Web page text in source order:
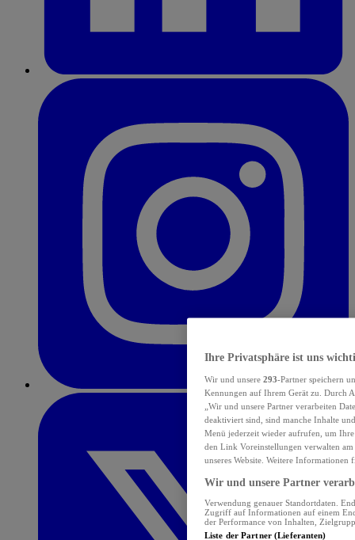
Ihre Privatsphäre ist uns
Wir und unsere 293-Partner speichern
Kennungen auf Ihrem Gerät zu. Durch
„Wir und unsere Partner verarbeiten
deaktiviert sind, sind manche Inhalte
Menü jederzeit wieder aufrufen, um
den Link Voreinstellungen verwalten
unseres Website. Weitere
Wir und unsere Partner
Verwendung genauer Standortdaten.
Zugriff auf Informationen auf einem
der Performance von Inhalten,
Liste der Partner (Lieferanten)